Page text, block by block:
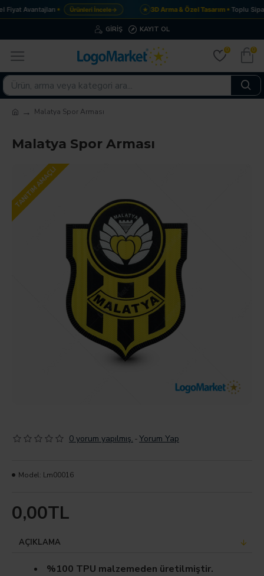
Avantajları Ürünleri İncele→ ★ 3D Arma & Özel Tasarım Toplu
GIRIŞ KAYIT OL
0 0
Malatya Spor Arması
Malatya Spor Arması
TANITIM AMAÇLI
0 yorum yapılmış. -Yorum Yap
0,00TL
Model: Lm00016
AÇIKLAMA
%100 TPU malzemeden üretilmiştir.